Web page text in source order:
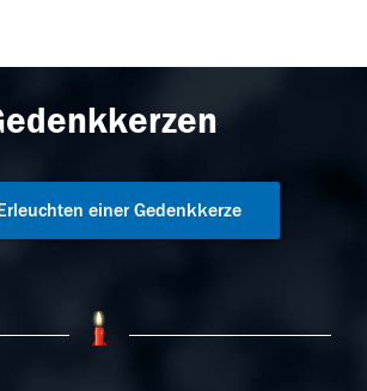
einer Gedenkkerze